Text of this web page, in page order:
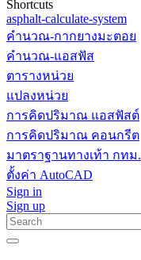
Shortcuts
asphalt-calculate-system
คำนวณ-กากยางมะตอย
คำนวณ-แอสฟัส
ตารางหน่วย
แปลงหน่วย
การคิดปริมาณ แอสฟัสต์
การคิดปริมาณ คอนกรีต
มาตราฐานทางเท้า กทม.
ตั้งค่า AutoCAD
Sign in
Sign up